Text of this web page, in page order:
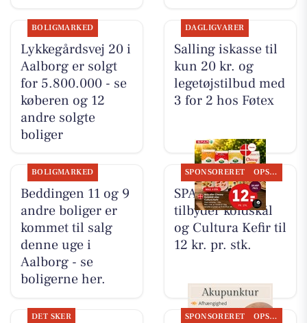
BOLIGMARKED
Lykkegårdsvej 20 i
Aalborg er solgt
for 5.800.000 - se
køberen og 12
andre solgte
boliger
DAGLIGVARER
Salling iskasse til
kun 20 kr. og
legetøjstilbud med
3 for 2 hos Føtex
BOLIGMARKED
Beddingen 11 og 9
andre boliger er
kommet til salg
denne uge i
Aalborg - se
boligerne her.
SPONSORERET OPSLAGSTAVLEN
SPAR Visse
tilbyder koldskål
og Cultura Kefir til
12 kr. pr. stk.
DET SKER SPONSORERET OPSLAGSTAVLEN